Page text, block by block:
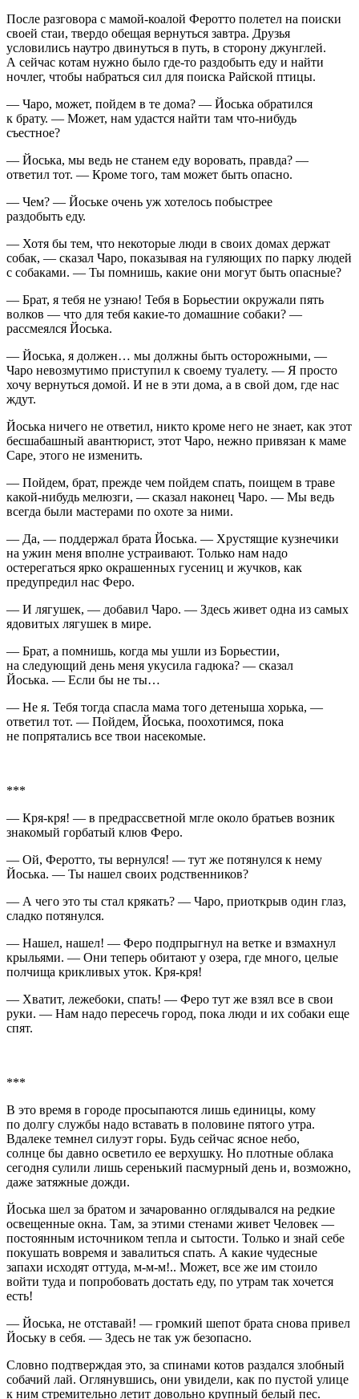
После разговора с мамой-коалой Феротто полетел на поиски
своей стаи, твердо обещая вернуться завтра. Друзья
условились наутро двинуться в путь, в сторону джунглей.
А сейчас котам нужно было где-то раздобыть еду и найти
ночлег, чтобы набраться сил для поиска Райской птицы.
— Чаро, может, пойдем в те дома? — Йоська обратился
к брату. — Может, нам удастся найти там что-нибудь
съестное?
— Йоська, мы ведь не станем еду воровать, правда? —
ответил тот. — Кроме того, там может быть опасно.
— Чем? — Йоське очень уж хотелось побыстрее
раздобыть еду.
— Хотя бы тем, что некоторые люди в своих домах держат
собак, — сказал Чаро, показывая на гуляющих по парку людей
с собаками. — Ты помнишь, какие они могут быть опасные?
— Брат, я тебя не узнаю! Тебя в Борьестии окружали пять
волков — что для тебя какие-то домашние собаки? —
рассмеялся Йоська.
— Йоська, я должен… мы должны быть осторожными, —
Чаро невозмутимо приступил к своему туалету. — Я просто
хочу вернуться домой. И не в эти дома, а в свой дом, где нас
ждут.
Йоська ничего не ответил, никто кроме него не знает, как этот
бесшабашный авантюрист, этот Чаро, нежно привязан к маме
Саре, этого не изменить.
— Пойдем, брат, прежде чем пойдем спать, поищем в траве
какой-нибудь мелюзги, — сказал наконец Чаро. — Мы ведь
всегда были мастерами по охоте за ними.
— Да, — поддержал брата Йоська. — Хрустящие кузнечики
на ужин меня вполне устраивают. Только нам надо
остерегаться ярко окрашенных гусениц и жучков, как
предупредил нас Феро.
— И лягушек, — добавил Чаро. — Здесь живет одна из самых
ядовитых лягушек в мире.
— Брат, а помнишь, когда мы ушли из Борьестии,
на следующий день меня укусила гадюка? — сказал
Йоська. — Если бы не ты…
— Не я. Тебя тогда спасла мама того детеныша хорька, —
ответил тот. — Пойдем, Йоська, поохотимся, пока
не попрятались все твои насекомые.
***
— Кря-кря! — в предрассветной мгле около братьев возник
знакомый горбатый клюв Феро.
— Ой, Феротто, ты вернулся! — тут же потянулся к нему
Йоська. — Ты нашел своих родственников?
— А чего это ты стал крякать? — Чаро, приоткрыв один глаз,
сладко потянулся.
— Нашел, нашел! — Феро подпрыгнул на ветке и взмахнул
крыльями. — Они теперь обитают у озера, где много, целые
полчища крикливых уток. Кря-кря!
— Хватит, лежебоки, спать! — Феро тут же взял все в свои
руки. — Нам надо пересечь город, пока люди и их собаки еще
спят.
***
В это время в городе просыпаются лишь единицы, кому
по долгу службы надо вставать в половине пятого утра.
Вдалеке темнел силуэт горы. Будь сейчас ясное небо,
солнце бы давно осветило ее верхушку. Но плотные облака
сегодня сулили лишь серенький пасмурный день и, возможно,
даже затяжные дожди.
Йоська шел за братом и зачарованно оглядывался на редкие
освещенные окна. Там, за этими стенами живет Человек —
постоянным источником тепла и сытости. Только и знай себе
покушать вовремя и завалиться спать. А какие чудесные
запахи исходят оттуда, м-м-м!.. Может, все же им стоило
войти туда и попробовать достать еду, по утрам так хочется
есть!
— Йоська, не отставай! — громкий шепот брата снова привел
Йоську в себя. — Здесь не так уж безопасно.
Словно подтверждая это, за спинами котов раздался злобный
собачий лай. Оглянувшись, они увидели, как по пустой улице
к ним стремительно летит довольно крупный белый пес.